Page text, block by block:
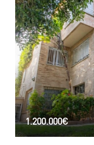
1.200.000€